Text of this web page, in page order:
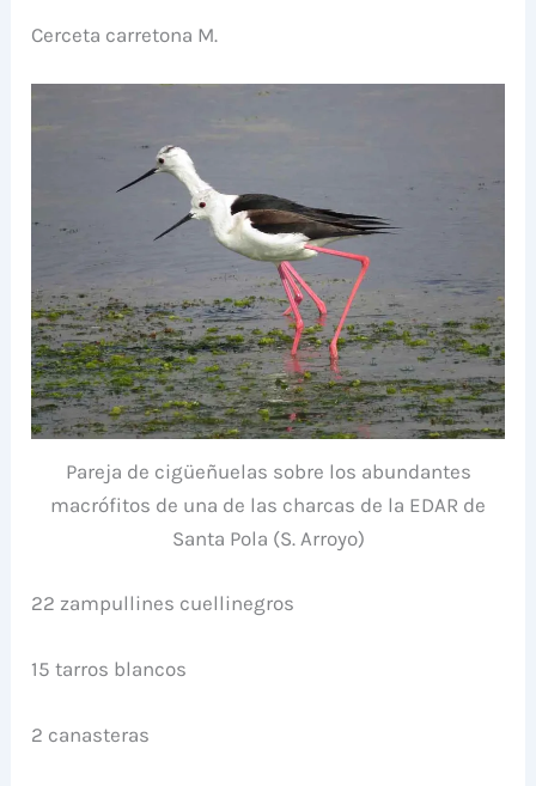
Cerceta carretona M.
Pareja de cigüeñuelas sobre los abundantes
macrófitos de una de las charcas de la EDAR de
Santa Pola (S. Arroyo)
22 zampullines cuellinegros
15 tarros blancos
2 canasteras